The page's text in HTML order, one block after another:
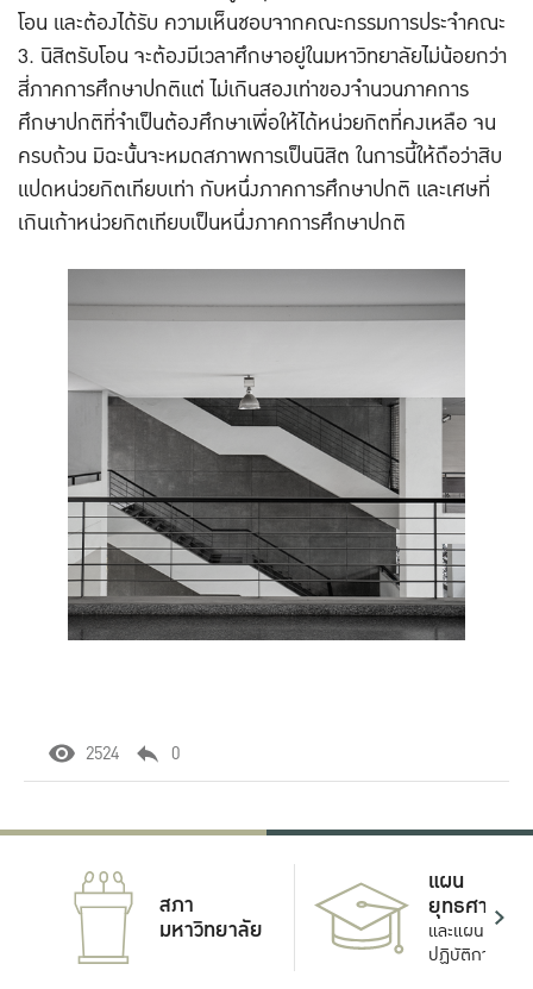
โอน และต้องได้รับ ความเห็นชอบจากคณะกรรมการประจำคณะ
นิสิตรับโอน จะต้องมีเวลาศึกษาอยู่ในมหาวิทยาลัยไม่น้อยกว่า
สี่ภาคการศึกษาปกติแต่ ไม่เกินสองเท่าของจำนวนภาคการ
ศึกษาปกติที่จำเป็นต้องศึกษาเพื่อให้ได้หน่วยกิตที่คงเหลือ จน
ครบถ้วน มิฉะนั้นจะหมดสภาพการเป็นนิสิต ในการนี้ให้ถือว่าสิบ
แปดหน่วยกิตเทียบเท่า กับหนึ่งภาคการศึกษาปกติ และเศษที่
เกินเก้าหน่วยกิตเทียบเป็นหนึ่งภาคการศึกษาปกติ
2524 0
สภา
มหาวิทยาลัย
แผน
ยุทธศาสตร์
และแผน
ปฏิบัติการ